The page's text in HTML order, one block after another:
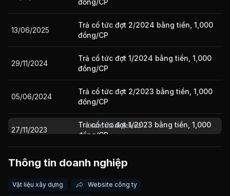
đồng/CP
13/06/2025
Trả cổ tức đợt 2/2024 bằng tiền, 1,000
đồng/CP
29/11/2024
Trả cổ tức đợt 1/2024 bằng tiền, 1,000
đồng/CP
05/06/2024
Trả cổ tức đợt 2/2023 bằng tiền, 1,000
đồng/CP
27/11/2023
Trả cổ tức đợt 1/2023 bằng tiền, 1,000
đồng/CP
30/05/2023
Trả cổ tức đợt 2/2022 bằng tiền, 1,000
đồng/CP
Trả cổ tức đợt 1/2022 bằng tiền, 1,000
Xem thêm lịch sử
Thông tin doanh nghiệp
Vật liệu xây dựng Website công ty